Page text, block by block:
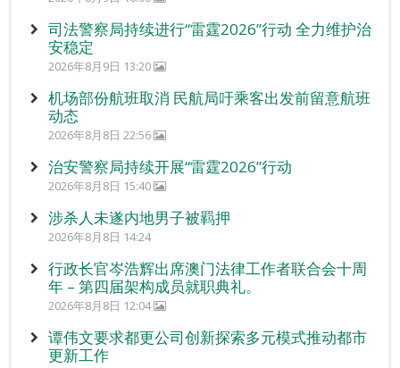
司法警察局持续进行“雷霆2026”行动 全力维护治
安稳定
2026年8月9日 13:20
机场部份航班取消 民航局吁乘客出发前留意航班
动态
2026年8月8日 22:56
治安警察局持续开展“雷霆2026”行动
2026年8月8日 15:40
涉杀人未遂内地男子被羁押
2026年8月8日 14:24
行政长官岑浩辉出席澳门法律工作者联合会十周
年 – 第四届架构成员就职典礼。
2026年8月8日 12:04
谭伟文要求都更公司创新探索多元模式推动都市
更新工作